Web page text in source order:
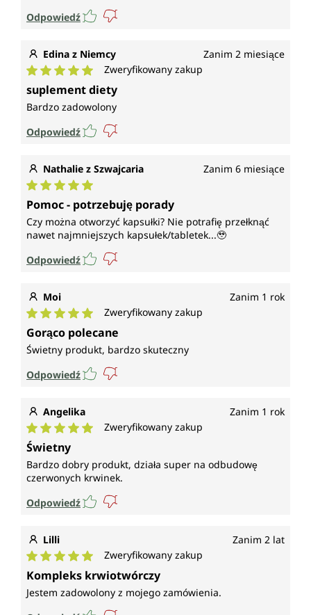
Odpowiedź
Edina z Niemcy Zanim 2 miesiące
Średnia ocena 5 z 5 gwiazdek
Zweryfikowany zakup
suplement diety
Bardzo zadowolony
Odpowiedź
Nathalie z Szwajcaria Zanim 6 miesiące
Średnia ocena 5 z 5 gwiazdek
Pomoc - potrzebuję porady
Czy można otworzyć kapsułki? Nie potrafię przełknąć
nawet najmniejszych kapsułek/tabletek...🥹
Odpowiedź
Moi Zanim 1 rok
Średnia ocena 5 z 5 gwiazdek
Zweryfikowany zakup
Gorąco polecane
Świetny produkt, bardzo skuteczny
Odpowiedź
Angelika Zanim 1 rok
Średnia ocena 5 z 5 gwiazdek
Zweryfikowany zakup
Świetny
Bardzo dobry produkt, działa super na odbudowę
czerwonych krwinek.
Odpowiedź
Lilli Zanim 2 lat
Średnia ocena 5 z 5 gwiazdek
Zweryfikowany zakup
Kompleks krwiotwórczy
Jestem zadowolony z mojego zamówienia.